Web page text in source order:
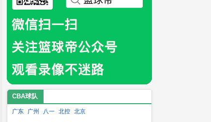
CBA球队
广东 广州 八一 北控 北京